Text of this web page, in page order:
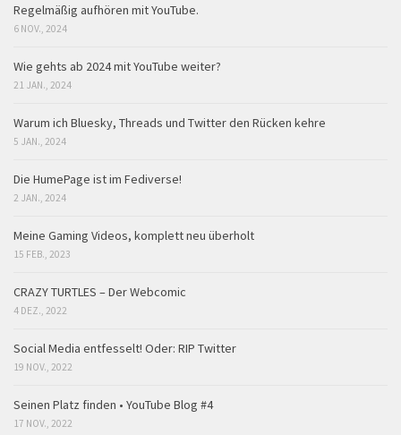
Regelmäßig aufhören mit YouTube.
6 NOV., 2024
Wie gehts ab 2024 mit YouTube weiter?
21 JAN., 2024
Warum ich Bluesky, Threads und Twitter den Rücken kehre
5 JAN., 2024
Die HumePage ist im Fediverse!
2 JAN., 2024
Meine Gaming Videos, komplett neu überholt
15 FEB., 2023
CRAZY TURTLES – Der Webcomic
4 DEZ., 2022
Social Media entfesselt! Oder: RIP Twitter
19 NOV., 2022
Seinen Platz finden • YouTube Blog #4
17 NOV., 2022